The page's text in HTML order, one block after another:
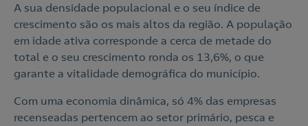
A sua densidade populacional e o seu índice de
crescimento são os mais altos da região. A população
em idade ativa corresponde a cerca de metade do
total e o seu crescimento ronda os 13,6%, o que
garante a vitalidade demográfica do município.
Com uma economia dinâmica, só 4% das empresas
recenseadas pertencem ao setor primário, pesca e